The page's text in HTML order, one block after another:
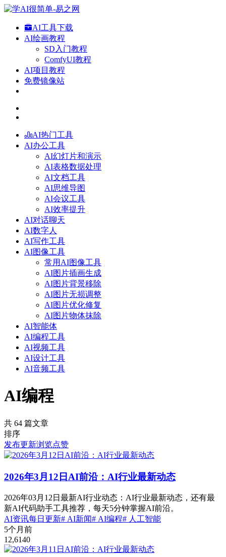
AI工具下载
AI绘画教程
SD入门教程
ComfyUI教程
AI项目教程
免费镜像站
AI热门工具
AI办公工具
AI幻灯片和演示
AI表格数据处理
AI文档工具
AI思维导图
AI会议工具
AI效率提升
AI对话聊天
AI数字人
AI写作工具
AI图像工具
常用AI图像工具
AI图片插画生成
AI图片背景移除
AI图片无损调整
AI图片优化修复
AI图片物体抹除
AI智能体
AI编程工具
AI视频工具
AI设计工具
AI音频工具
AI编程
共 64 篇文章
排序
发布更新浏览点赞
2026年3月12日AI前沿：AI行业最新动态
2026年03月12日最新AI行业动态：AI行业最新动态，还有最
新AI代码助手工具推荐，每天5分钟掌握AI前沿。
AI资讯每日更新# AI新闻# AI编程# 人工智能
5个月前
12,6140